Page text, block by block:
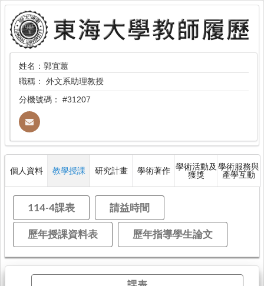
姓名：郭宜蕙
職稱： 外文系助理教授
分機號碼： #31207
個人資料 教學授課 研究計畫 學術著作 學術活動及
獲獎
學術服務與
產學互動
114-4課表 請益時間
歷年授課資料表 歷年指導學生論文